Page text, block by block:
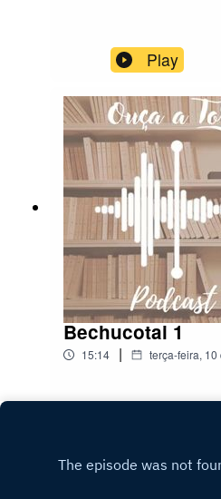
Play
Bechucotai 1
15:14 | terça-feira,